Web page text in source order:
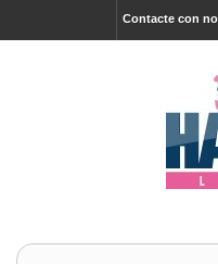
Contacte con